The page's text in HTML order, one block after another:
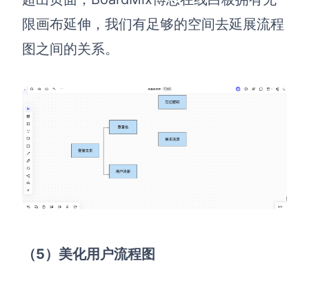
限画布延伸，我们有足够的空间去延展流程
图之间的关系。
（5） 美化用户流程图